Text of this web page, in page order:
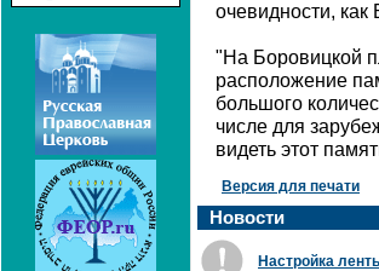
очевидности,
"На Боровицкой
расположение
большого
числе для
видеть этот
Версия для печати
Новости
Настройка